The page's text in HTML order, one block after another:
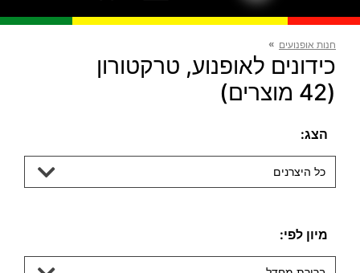
חנות אופנועים »
כידונים לאופנוע, טרקטורון
(42 מוצרים)
הצג:
כל היצרנים
מיון לפי: